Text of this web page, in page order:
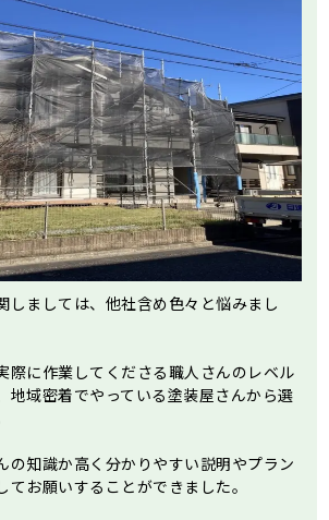
しましては、他社含め色々と悩みまし
際に作業してくださる職人さんのレベル
地域密着でやっている塗装屋さんから選
の知識か高く分かりやすい説明やプラン
てお願いすることができました。